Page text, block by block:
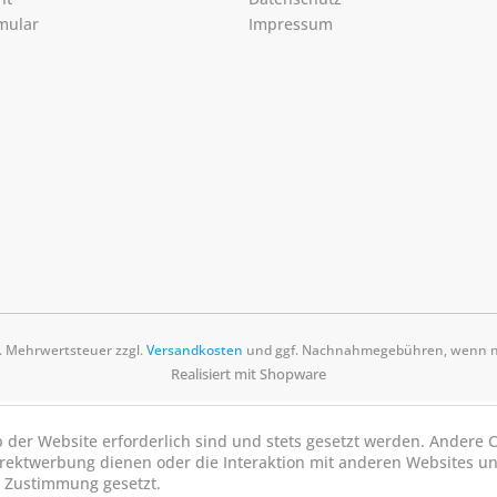
Impressum
Mehrwertsteuer zzgl.Versandkosten und ggf. Nachnahmegebühren, wenn
Realisiert mit Shopware
Website erforderlich sind und stets gesetzt werden. Andere
dienen oder die Interaktion mit anderen Websites
gesetzt.